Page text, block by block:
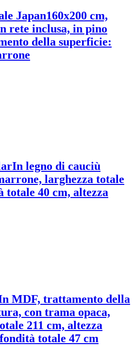
Japan160x200 cm,
rete inclusa, in pino
della superficie:
In legno di cauciù
larghezza totale
totale 40 cm, altezza
MDF, trattamento della
con trama opaca,
211 cm, altezza
totale 47 cm